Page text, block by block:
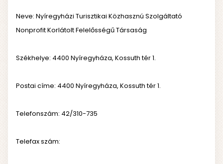
Neve: Nyíregyházi Turisztikai Közhasznú Szolgáltató
Nonprofit Korlátolt Felelősségű Társaság
Székhelye: 4400 Nyíregyháza, Kossuth tér 1.
Postai címe: 4400 Nyíregyháza, Kossuth tér 1.
Telefonszám: 42/310-735
Telefax szám: